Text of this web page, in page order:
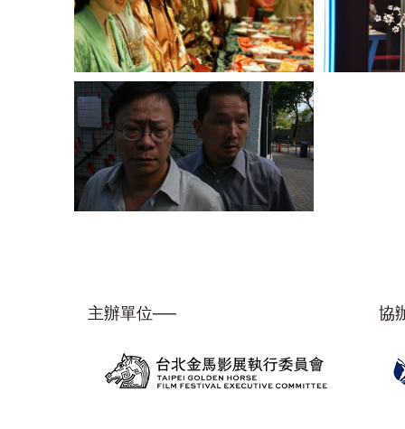
主辦單位── 協